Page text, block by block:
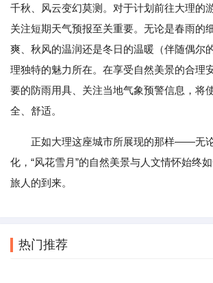
千秋、风云变幻莫测。对于计划前往大理的
关注短期天气预报至关重要。无论是春雨的
爽、秋风的温润还是冬日的温暖（伴随偶尔
理独特的魅力所在。在享受自然美景的合理
要的防雨用具、关注当地气象预警信息，将
全、舒适。
正如大理这座城市所展现的那样——无
化，“风花雪月”的自然美景与人文情怀始终
旅人的到来。
热门推荐